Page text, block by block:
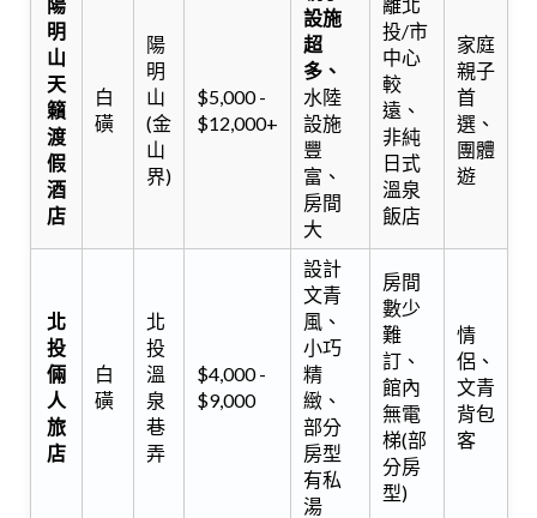
明
山
天
籟
渡
假
酒
店
白
磺
陽
明
山
(金
山
界)
$5,000 -
$12,000+
設施
超
多、
水陸
設施
豐
富、
房間
大
投/市
中心
較
遠、
非純
日式
溫泉
飯店
家庭
親子
首
選、
團體
遊
北
投
倆
人
旅
店
白
磺
北
投
溫
泉
巷
弄
$4,000 -
$9,000
設計
文青
風、
小巧
精
緻、
部分
房型
有私
湯
房間
數少
難
訂、
館內
無電
梯(部
分房
型)
情
侶、
文青
背包
客